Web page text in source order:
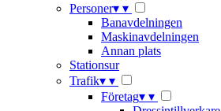
Personer▾ ▾
Banavdelningen
Maskinavdelningen
Annan plats
Stationsur
Trafik▾ ▾
Företag▾ ▾